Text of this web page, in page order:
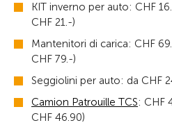
KIT inverno per auto: CHF
CHF 21.-)
Mantenitori di carica: CHF
CHF 79.-)
Seggiolini per auto: da CHF
Camion Patrouille TCS: CHF
CHF 46.90)